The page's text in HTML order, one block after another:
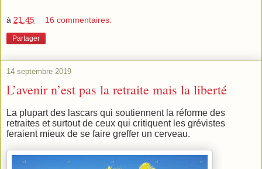
à 21:45 16 commentaires:
Partager
14 septembre 2019
L’avenir n’est pas la retraite mais la liberté
La plupart des lascars qui soutiennent la réforme des
retraites et surtout de ceux qui critiquent les grévistes
feraient mieux de se faire greffer un cerveau.